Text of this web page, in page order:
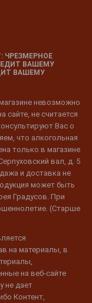
ЧРЕЗМЕРНОЕ
ВАШЕМУ
ВАШЕМУ
невозможно
сайте, не считается
Вас о
что алкогольная
только в магазине
вал, д. 5
и доставка не
может быть
Градусов. При
(Старше
на материалы, в
на веб-сайте
не дает
Контент,